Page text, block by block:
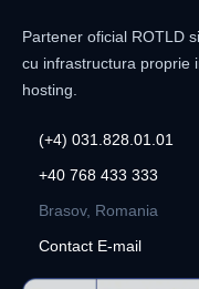
Partener oficial ROTLD
cu infrastructura proprie
hosting.
(+4) 031.828.01.01
+40 768 433 333
Brasov, Romania
Contact E-mail